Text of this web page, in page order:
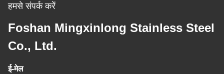
हमसे संपर्क करें
Foshan Mingxinlong Stainless Steel
Co., Ltd.
ई-मेल